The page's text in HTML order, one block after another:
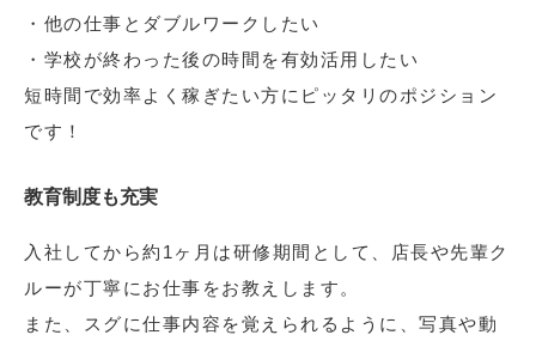
・他の仕事とダブルワークしたい
・学校が終わった後の時間を有効活用したい
短時間で効率よく稼ぎたい方にピッタリのポジション
です！
教育制度も充実
入社してから約1ヶ月は研修期間として、店長や先輩ク
ルーが丁寧にお仕事をお教えします。
また、スグに仕事内容を覚えられるように、写真や動